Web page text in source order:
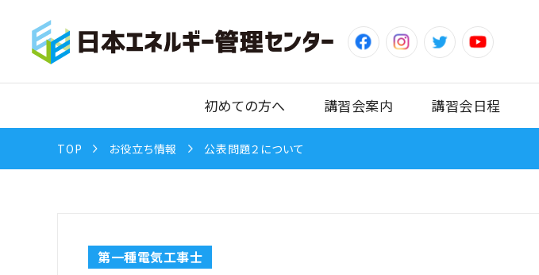
初めての方へ 講習会案内 講習会日程
TOP お役立ち情報 公表問題２について
第一種電気工事士